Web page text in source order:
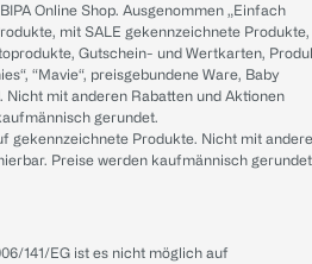
Online Shop. Ausgenommen „Einfach
mit SALE gekennzeichnete Produkte,
Gutschein- und Wertkarten,
“Mavie“, preisgebundene Ware, Baby
mit anderen Rabatten und Aktionen
gerundet.
gekennzeichnete Produkte. Nicht mit
Preise werden kaufmännisch
141/EG ist es nicht möglich auf